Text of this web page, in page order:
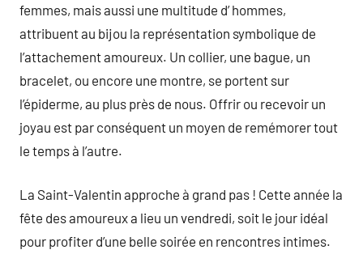
femmes, mais aussi une multitude d’ hommes,
attribuent au bijou la représentation symbolique de
l’attachement amoureux. Un collier, une bague, un
bracelet, ou encore une montre, se portent sur
l’épiderme, au plus près de nous. Offrir ou recevoir un
joyau est par conséquent un moyen de remémorer tout
le temps à l’autre.
La Saint-Valentin approche à grand pas ! Cette année la
fête des amoureux a lieu un vendredi, soit le jour idéal
pour profiter d’une belle soirée en rencontres intimes.